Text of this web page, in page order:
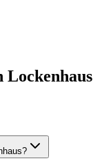
Lockenhaus